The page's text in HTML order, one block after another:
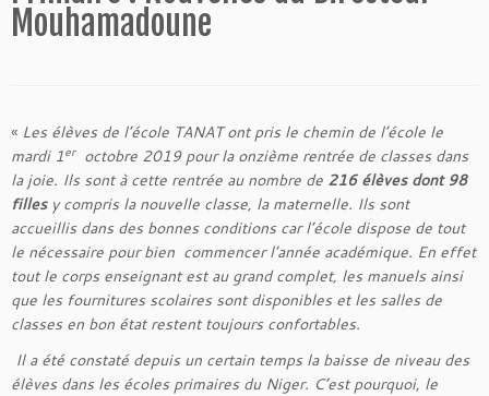
Mouhamadoune
« Les élèves de l’école TANAT ont pris le chemin de l’école le
mardi 1eroctobre 2019 pour la onzième rentrée de classes dans
la joie. Ils sont à cette rentrée au nombre de 216 élèves dont 98
fillesy compris la nouvelle classe, la maternelle. Ils sont
accueillis dans des bonnes conditions car l’école dispose de tout
le nécessaire pour bien commencer l’année académique. En effet
tout le corps enseignant est au grand complet, les manuels ainsi
que les fournitures scolaires sont disponibles et les salles de
classes en bon état restent toujours confortables.
Il a été constaté depuis un certain temps la baisse de niveau des
élèves dans les écoles primaires du Niger. C’est pourquoi, le